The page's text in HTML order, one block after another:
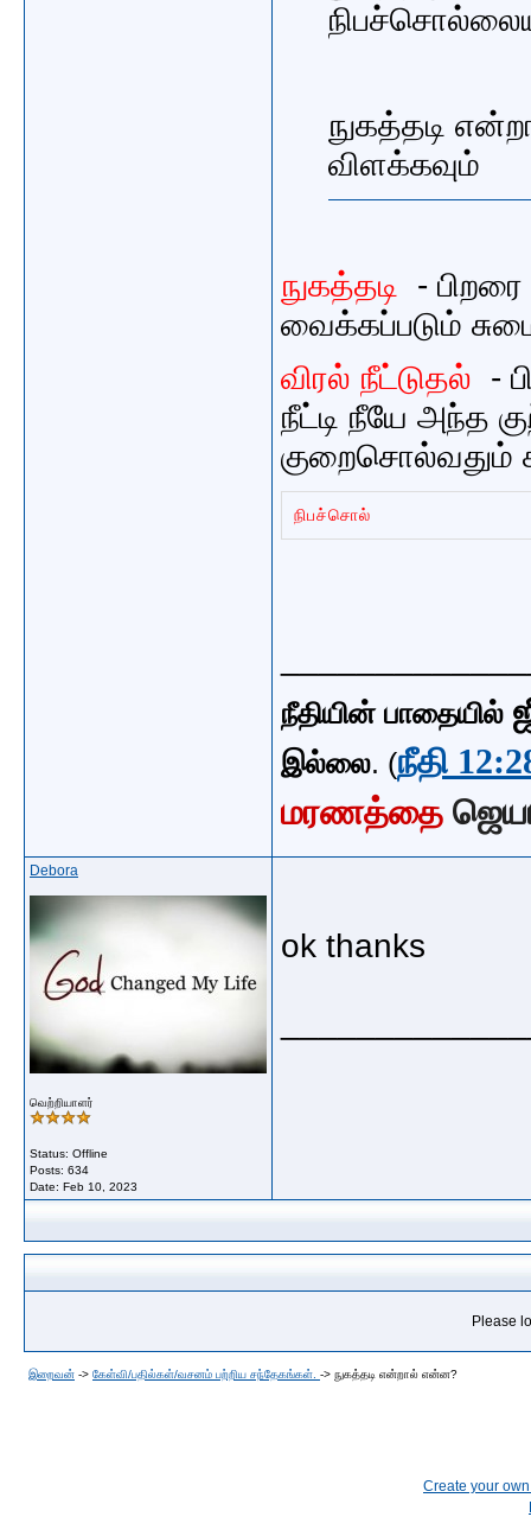
நுகத்தடி
விளக்கவும்
நுகத்தடி
-
வைக்கப்படும்
விரல் நீட்டுதல் -
நீட்டி நீயே அந்த
குறைசொல்வதும்
நிபச்சொல்
நீதியின் பாதையில்
இல்லை. (நீதி
மரணத்தை
Debora
வெற்றியாளர்
Status: Offline
Posts: 634
Date: Feb 10, 2023
ok thanks
Please
இறைவன் -> கேள்வி/பதில்கள்/வசனம் பற்றிய சந்தேகங்கள். -> நுகத்தடி என்றால் என்ன?
Create your